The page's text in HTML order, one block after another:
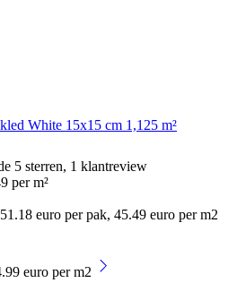
White 15x15 cm 1,125 m²
5 sterren, 1 klantreview
per m²
euro per pak, 45.49 euro per m2
euro per m2